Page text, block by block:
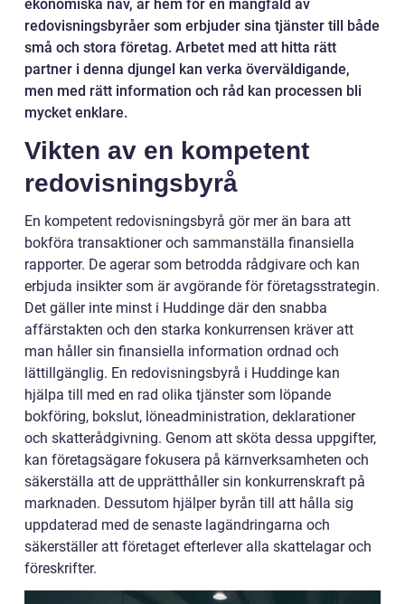
ekonomiska nav, är hem för en mångfald av
redovisningsbyråer som erbjuder sina tjänster till både
små och stora företag. Arbetet med att hitta rätt
partner i denna djungel kan verka överväldigande,
men med rätt information och råd kan processen bli
mycket enklare.
Vikten av en kompetent
redovisningsbyrå
En kompetent redovisningsbyrå gör mer än bara att
bokföra transaktioner och sammanställa finansiella
rapporter. De agerar som betrodda rådgivare och kan
erbjuda insikter som är avgörande för företagsstrategin.
Det gäller inte minst i Huddinge där den snabba
affärstakten och den starka konkurrensen kräver att
man håller sin finansiella information ordnad och
lättillgänglig. En redovisningsbyrå i Huddinge kan
hjälpa till med en rad olika tjänster som löpande
bokföring, bokslut, löneadministration, deklarationer
och skatterådgivning. Genom att sköta dessa uppgifter,
kan företagsägare fokusera på kärnverksamheten och
säkerställa att de upprätthåller sin konkurrenskraft på
marknaden. Dessutom hjälper byrån till att hålla sig
uppdaterad med de senaste lagändringarna och
säkerställer att företaget efterlever alla skattelagar och
föreskrifter.